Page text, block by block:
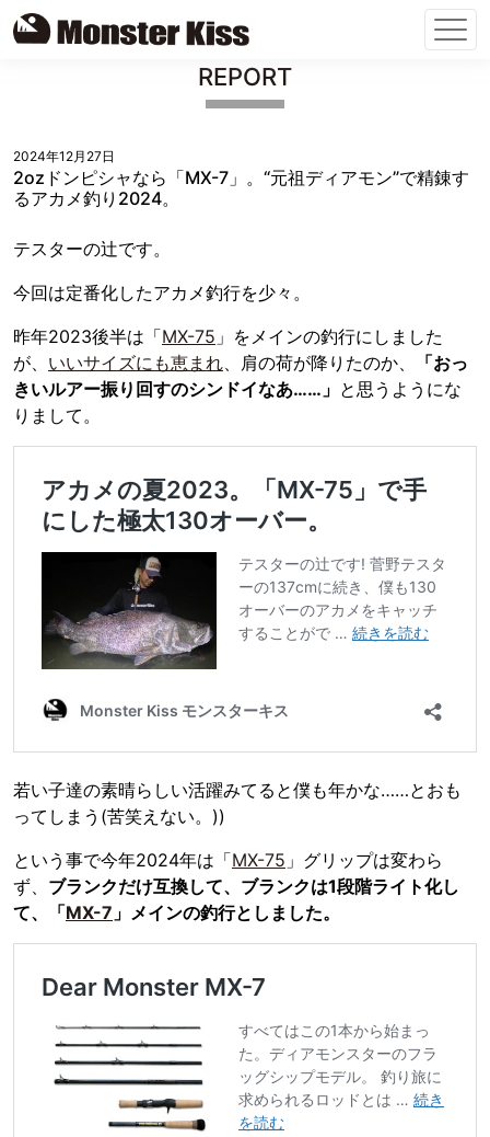
REPORT
2024年12月27日
2ozドンピシャなら「MX-7」。“元祖ディアモン”で精錬す
るアカメ釣り2024。
テスターの辻です。
今回は定番化したアカメ釣行を少々。
昨年2023後半は「MX-75 」をメインの釣行にしました
が、 いいサイズにも恵まれ、肩の荷が降りたのか、
「おっ
きいルアー振り回すのシンドイなあ……」 と思うようにな
りまして。
若い子達の素晴らしい活躍みてると僕も年かな……とおも
ってしまう(苦笑えない。))
という事で今年2024年は「MX-75 」グリップは変わら
ず、 ブランクだけ互換して、ブランクは1段階ライト化し
て、「MX-7 」メインの釣行としました。